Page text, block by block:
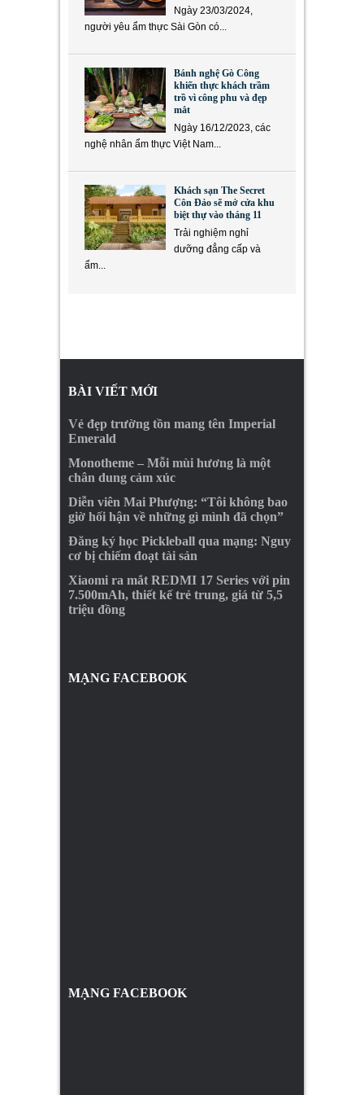
Ngày 23/03/2024,
người yêu ẩm thực Sài Gòn có...
Bánh nghệ Gò Công
khiến thực khách trầm
trồ vì công phu và đẹp
mắt
Ngày 16/12/2023, các
nghệ nhân ẩm thực Việt Nam...
Khách sạn The Secret
Côn Đảo sẽ mở cửa khu
biệt thự vào tháng 11
Trải nghiệm nghỉ
dưỡng đẳng cấp và
ẩm...
BÀI VIẾT MỚI
Vẻ đẹp trường tồn mang tên Imperial
Emerald
Monotheme – Mỗi mùi hương là một
chân dung cảm xúc
Diễn viên Mai Phượng: “Tôi không bao
giờ hối hận về những gì mình đã chọn”
Đăng ký học Pickleball qua mạng: Nguy
cơ bị chiếm đoạt tài sản
Xiaomi ra mắt REDMI 17 Series với pin
7.500mAh, thiết kế trẻ trung, giá từ 5,5
triệu đồng
MẠNG FACEBOOK
MẠNG FACEBOOK